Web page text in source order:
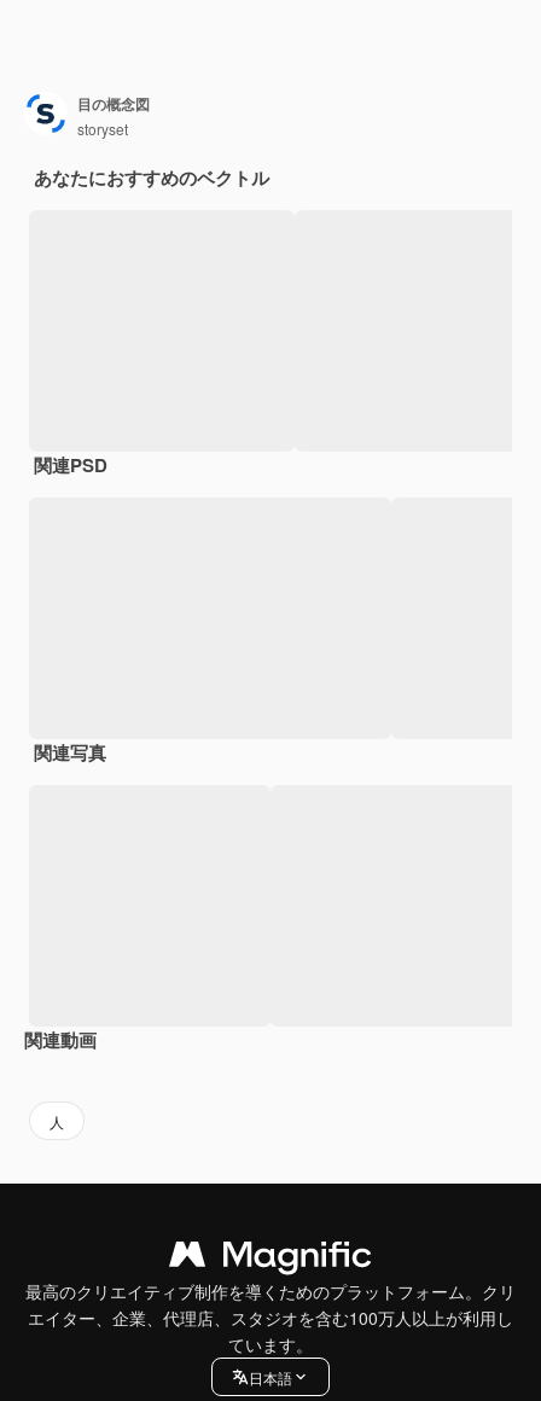
目の概念図
storyset
あなたにおすすめのベクトル
関連PSD
関連写真
関連動画
人
最高のクリエイティブ制作を導くためのプラットフォーム。クリ
エイター、企業、代理店、スタジオを含む100万人以上が利用し
ています。
日本語